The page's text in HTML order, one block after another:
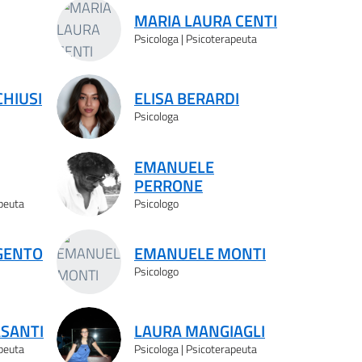
MARIA LAURA CENTI
Psicologa | Psicoterapeuta
ELISA BERARDI
Psicologa
EMANUELE
PERRONE
Psicologo
EMANUELE MONTI
Psicologo
LAURA MANGIAGLI
Psicologa | Psicoterapeuta